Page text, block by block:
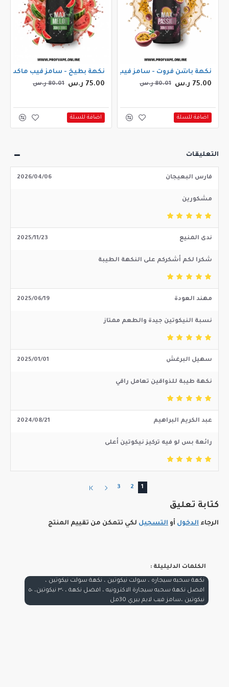
3ملجمنكهة باشن فروت - سامز فيب ماكس باشن فروت 30مل
75.00 ر.س 80.01 ر.س
اضافة للسلة
نكهة بطيخ - سامز فيب ماكس
75.00 ر.س 80.01 ر.س
اضافة للسلة
التعليقات
فارس البعيجان 2026/04/06
مشكورين
ندى المنيع 2025/11/23
شكرا لكم أشكركم على النكهة الطيبة
مهند العودة 2025/06/19
نسبة النيكوتين جيدة والطعم ممتاز
سهيل البرغش 2025/01/01
نكهة طيبة للذواقين تعامل راقي
عبد الكريم البراهيم 2024/08/21
رائعة بس لو فيه تركيز نيكوتين أعلى
1
2
3
كتابة تعليق
الرجاء الدخول أو التسجيل لكي تتمكن من تقييم المنتج
الكلمات الدليليلة :
نكهة سحبه سيجاره ، سولت نيكوتين ، نكهة سولت نيكوتين ،
افضل نكهة سحبه سيجارة الاكترونيه ، افضل نكهة ، ٣٠ نيكوتين، ٥٠
نيكوتين ،سامز فيب لايم بيري 30مل